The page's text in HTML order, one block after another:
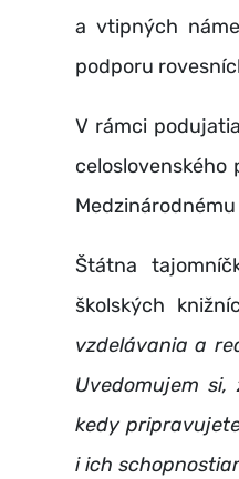
a vtipných
podporu
V rámci
celoslovenského
Štátna
školských
vzdelávania a
Uvedomujem
kedy
i ich